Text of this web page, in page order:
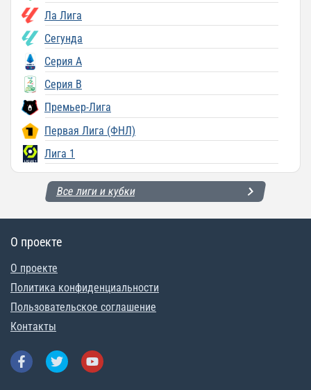
Ла Лига
Сегунда
Серия A
Серия B
Премьер-Лига
Первая Лига (ФНЛ)
Лига 1
Все лиги и кубки
О проекте
О проекте
Политика конфиденциальности
Пользовательское соглашение
Контакты